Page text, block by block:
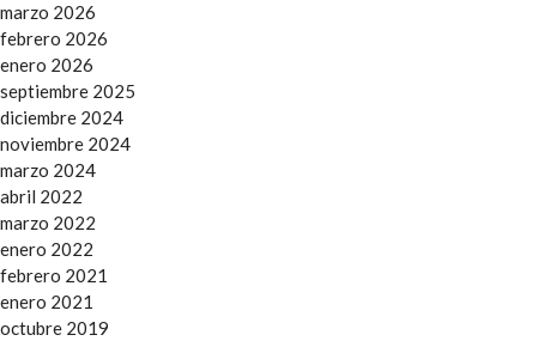
marzo 2026
febrero 2026
enero 2026
septiembre 2025
diciembre 2024
noviembre 2024
marzo 2024
abril 2022
marzo 2022
enero 2022
febrero 2021
enero 2021
octubre 2019